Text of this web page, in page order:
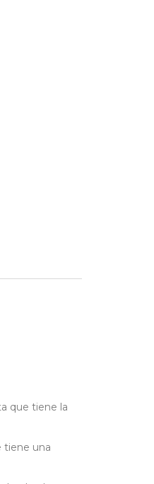
que tiene la
tiene una